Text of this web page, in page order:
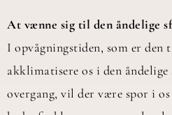
At vænne sig til den åndelige
I opvågningstiden, som er den
akklimatisere os i den
overgang, vil der være spor i